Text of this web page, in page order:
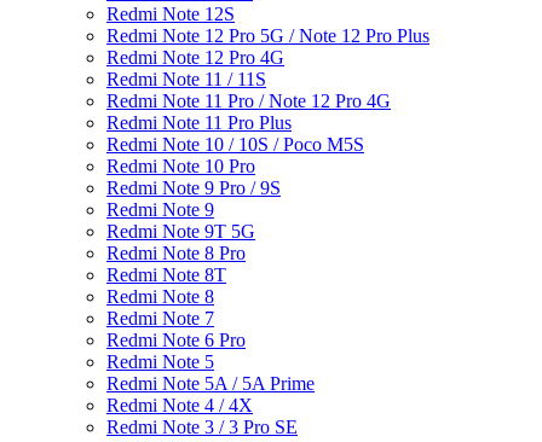
Redmi Note 12S
Redmi Note 12 Pro 5G / Note 12 Pro Plus
Redmi Note 12 Pro 4G
Redmi Note 11 / 11S
Redmi Note 11 Pro / Note 12 Pro 4G
Redmi Note 11 Pro Plus
Redmi Note 10 / 10S / Poco M5S
Redmi Note 10 Pro
Redmi Note 9 Pro / 9S
Redmi Note 9
Redmi Note 9T 5G
Redmi Note 8 Pro
Redmi Note 8T
Redmi Note 8
Redmi Note 7
Redmi Note 6 Pro
Redmi Note 5
Redmi Note 5A / 5A Prime
Redmi Note 4 / 4X
Redmi Note 3 / 3 Pro SE